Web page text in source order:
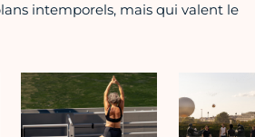
intemporels, mais qui valent le